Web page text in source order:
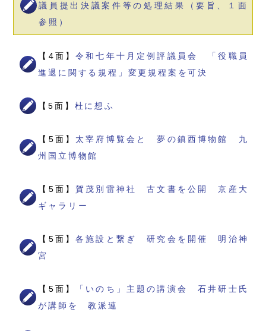
議員提出決議案件等の処理結果（要旨、１面
参照）
【4面】令和七年十月定例評議員会 「役職員
進退に関する規程」変更規程案を可決
【5面】 杜に想ふ
【5面】 太宰府博覧会と 夢の鎮西博物館 九
州国立博物館
【5面】賀茂別雷神社 古文書を公開 京産大
ギャラリー
【5面】各施設と繋ぎ 研究会を開催 明治神
宮
【5面】
「いのち」主題の講演会 石井研士氏
が講師を 教派連